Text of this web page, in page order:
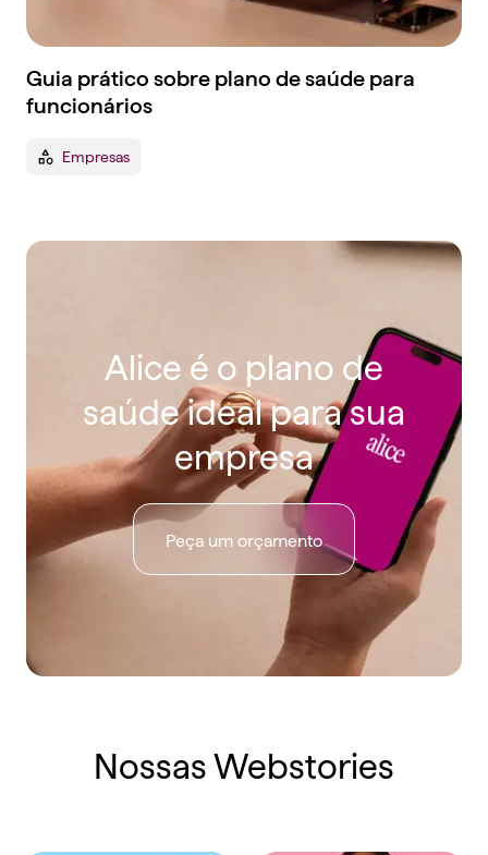
Guia prático sobre plano de saúde para
funcionários
Empresas
Alice é o plano de
saúde ideal para sua
empresa
Peça um orçamento
Nossas Webstories